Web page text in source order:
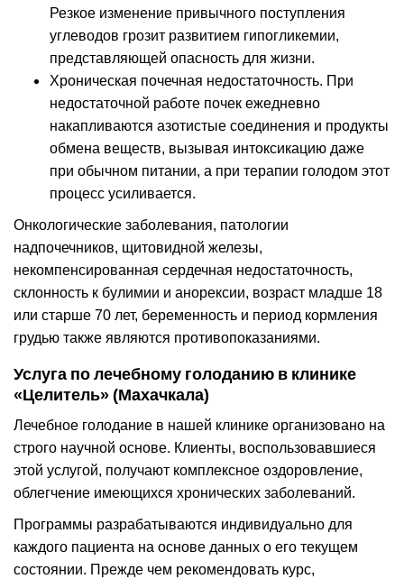
Резкое изменение привычного поступления
углеводов грозит развитием гипогликемии,
представляющей опасность для жизни.
Хроническая почечная недостаточность. При
недостаточной работе почек ежедневно
накапливаются азотистые соединения и продукты
обмена веществ, вызывая интоксикацию даже
при обычном питании, а при терапии голодом этот
процесс усиливается.
Онкологические заболевания, патологии
надпочечников, щитовидной железы,
некомпенсированная сердечная недостаточность,
склонность к булимии и анорексии, возраст младше 18
или старше 70 лет, беременность и период кормления
грудью также являются противопоказаниями.
Услуга по лечебному голоданию в клинике
«Целитель» (Махачкала)
Лечебное голодание в нашей клинике организовано на
строго научной основе. Клиенты, воспользовавшиеся
этой услугой, получают комплексное оздоровление,
облегчение имеющихся хронических заболеваний.
Программы разрабатываются индивидуально для
каждого пациента на основе данных о его текущем
состоянии. Прежде чем рекомендовать курс,